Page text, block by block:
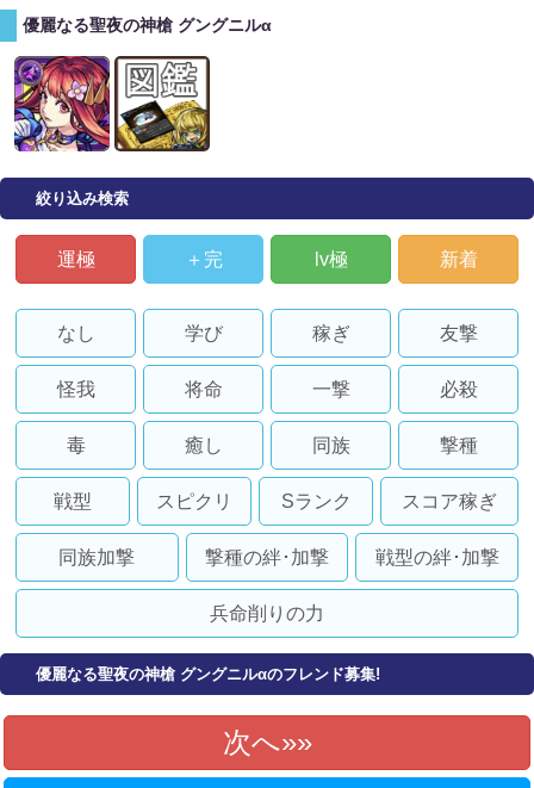
優麗なる聖夜の神槍 グングニルα
絞り込み検索
運極 ＋完 lv極 新着
なし 学び 稼ぎ 友撃
怪我 将命 一撃 必殺
毒 癒し 同族 撃種
戦型 スピクリ Sランク スコア稼ぎ
同族加撃 撃種の絆･加撃 戦型の絆･加撃
兵命削りの力
優麗なる聖夜の神槍 グングニルαのフレンド募集!
次へ»